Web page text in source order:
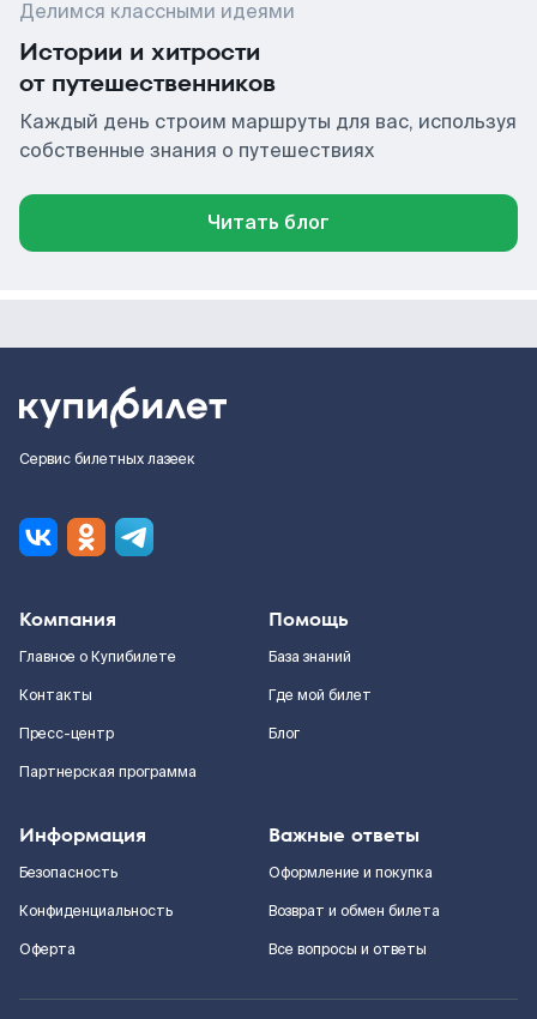
Делимся классными идеями
Истории и хитрости
от путешественников
Каждый день строим маршруты для вас, используя
собственные знания о путешествиях
Читать блог
Сервис билетных лазеек
Компания
Главное о Купибилете
Контакты
Пресс-центр
Партнерская программа
Помощь
База знаний
Где мой билет
Блог
Информация
Безопасность
Конфиденциальность
Оферта
Важные ответы
Оформление и покупка
Возврат и обмен билета
Все вопросы и ответы